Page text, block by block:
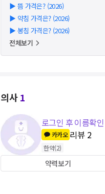
▶ 뜸 가격은? (2026)
▶ 약침 가격은? (2026)
▶ 봉침 가격은? (2026)
전체보기
의사1
로그인 후 이름확인
카카오 리뷰 2
한약(2)
약력보기